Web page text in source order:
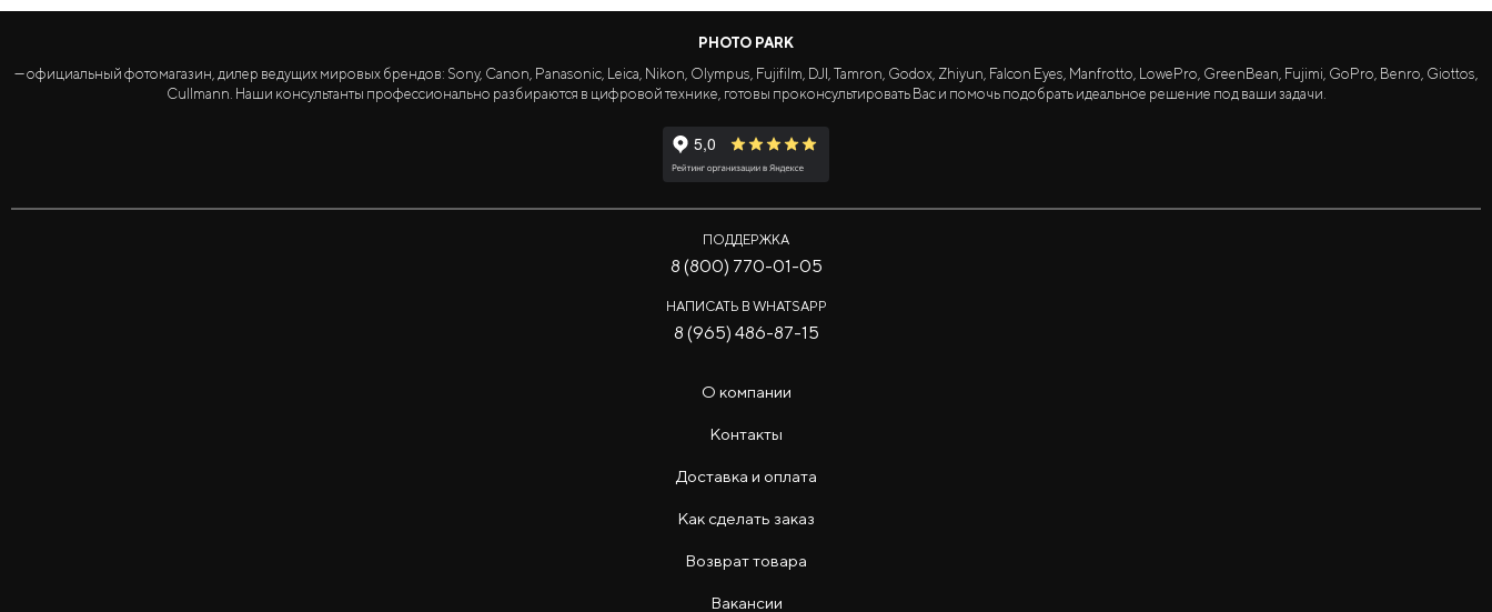
PHOTO PARK
— официальный фотомагазин, дилер ведущих мировых брендов: Sony, Canon, Panasonic, Leica, Nikon, Olympus, Fujifilm, DJI, Tamron, Godox, Zhiyun, Falcon Eyes, Manfrotto, LowePro, GreenBean, Fujimi, GoPro, Benro, Giottos,
Cullmann. Наши консультанты профессионально разбираются в цифровой технике, готовы проконсультировать Вас и помочь подобрать идеальное решение под ваши задачи.
ПОДДЕРЖКА
8 (800) 770-01-05
НАПИСАТЬ В WHATSAPP
8 (965) 486-87-15
О компании
Контакты
Доставка и оплата
Как сделать заказ
Возврат товара
Вакансии